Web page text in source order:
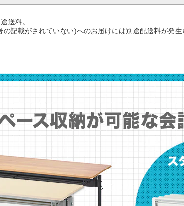
送料。
記載がされていない)へのお届けには別途配送料が発生